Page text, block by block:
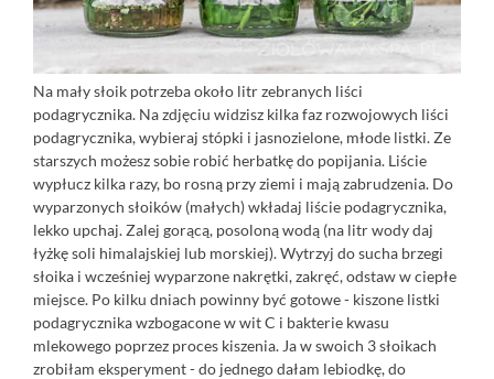
Na mały słoik potrzeba około litr zebranych liści
podagrycznika. Na zdjęciu widzisz kilka faz rozwojowych liści
podagrycznika, wybieraj stópki i jasnozielone, młode listki. Ze
starszych możesz sobie robić herbatkę do popijania. Liście
wypłucz kilka razy, bo rosną przy ziemi i mają zabrudzenia. Do
wyparzonych słoików (małych) wkładaj liście podagrycznika,
lekko upchaj. Zalej gorącą, posoloną wodą (na litr wody daj
łyżkę soli himalajskiej lub morskiej). Wytrzyj do sucha brzegi
słoika i wcześniej wyparzone nakrętki, zakręć, odstaw w ciepłe
miejsce. Po kilku dniach powinny być gotowe - kiszone listki
podagrycznika wzbogacone w wit C i bakterie kwasu
mlekowego poprzez proces kiszenia. Ja w swoich 3 słoikach
zrobiłam eksperyment - do jednego dałam lebiodkę, do